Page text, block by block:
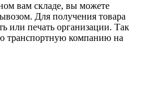
вам складе, вы можете
Для получения товара
или печать организации. Так
транспортную компанию на